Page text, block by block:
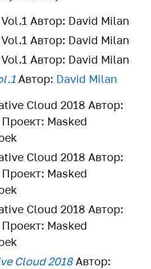
Автор: David Milan
Cloud 2018Автор: